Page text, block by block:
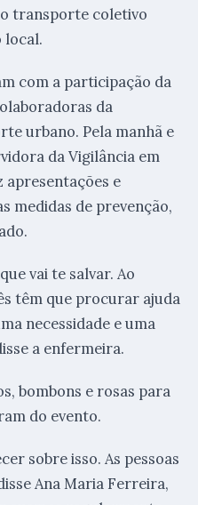
transporte coletivo
local.
com a participação da
da
urbano. Pela manhã e
da Vigilância em
apresentações e
medidas de prevenção,
vai te salvar. Ao
têm que procurar ajuda
necessidade e uma
a enfermeira.
bombons e rosas para
do evento.
sobre isso. As pessoas
Ana Maria Ferreira,